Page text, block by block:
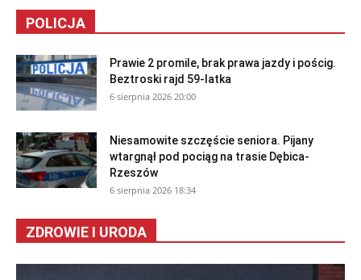
POLICJA
Prawie 2 promile, brak prawa jazdy i pościg.
Beztroski rajd 59-latka
6 sierpnia 2026 20:00
Niesamowite szczęście seniora. Pijany
wtargnął pod pociąg na trasie Dębica-
Rzeszów
6 sierpnia 2026 18:34
ZDROWIE I URODA